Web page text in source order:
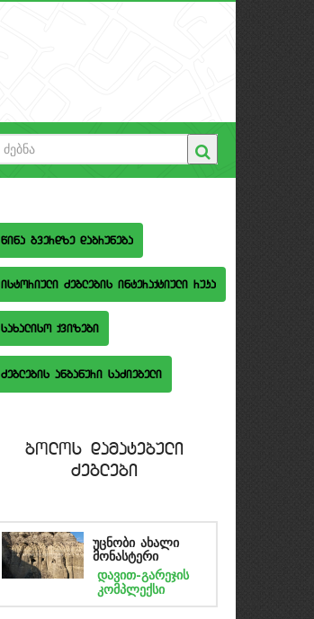
wina gverdze dabruneba
istoriuli Zeglebis interaqtiuli ruka
saxaliso qvizebi
bolos damatebuli
Zeglebi
უცნობი ახალი
მონასტერი
დავით-გარეჯის
კომპლექსი